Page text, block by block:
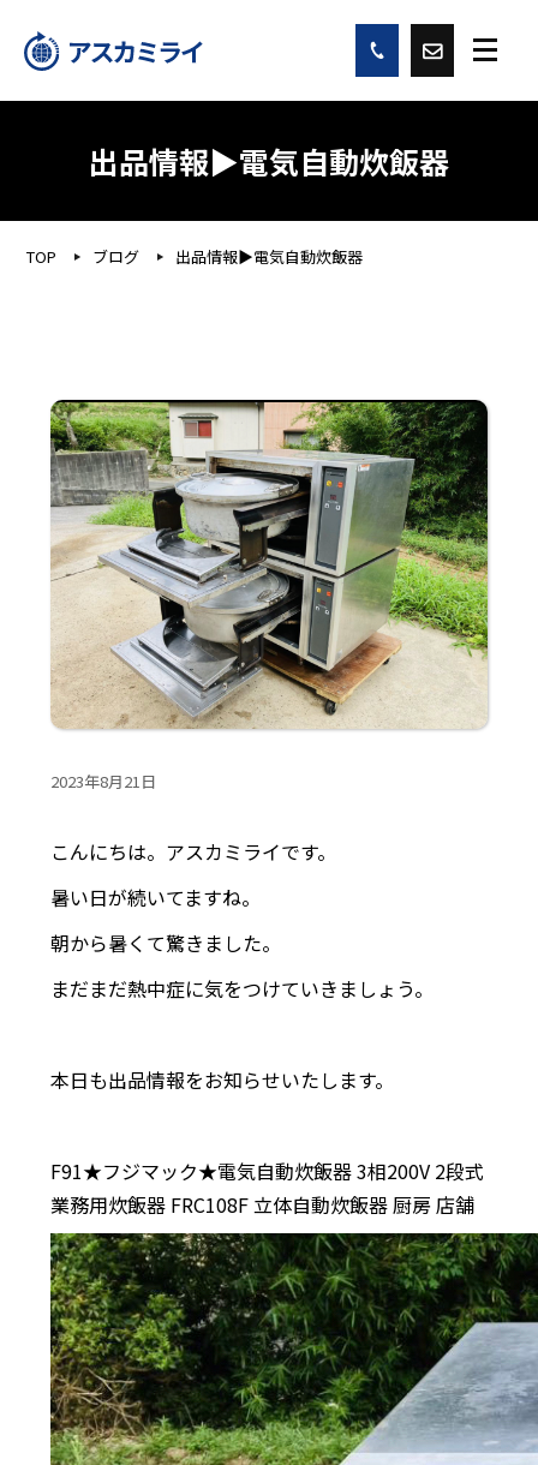
出品情報▶︎電気自動炊飯器
TOP ブログ 出品情報▶︎電気自動炊飯器
2023年8月21日
こんにちは。アスカミライです。
暑い日が続いてますね。
朝から暑くて驚きました。
まだまだ熱中症に気をつけていきましょう。
本日も出品情報をお知らせいたします。
F91★フジマック★電気自動炊飯器 3相200V 2段式
業務用炊飯器 FRC108F 立体自動炊飯器 厨房 店舗